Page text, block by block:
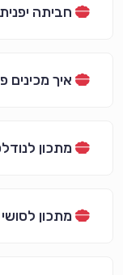
חביתה
איך מכינים
מתכון
מתכון לסושי